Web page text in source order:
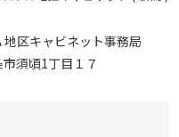
区キャビネット事務局
須頃1丁目１７